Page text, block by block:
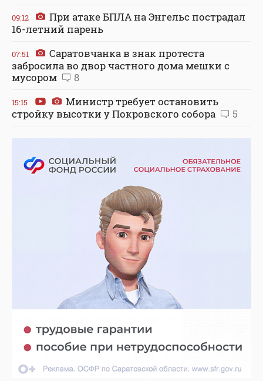
09:12
При атаке БПЛА на Энгельс пострадал
16-летний парень
07:51
Саратовчанка в знак протеста
забросила во двор частного дома мешки с
мусором
8
15:15
Министр требует остановить
стройку высотки у Покровского собора
5